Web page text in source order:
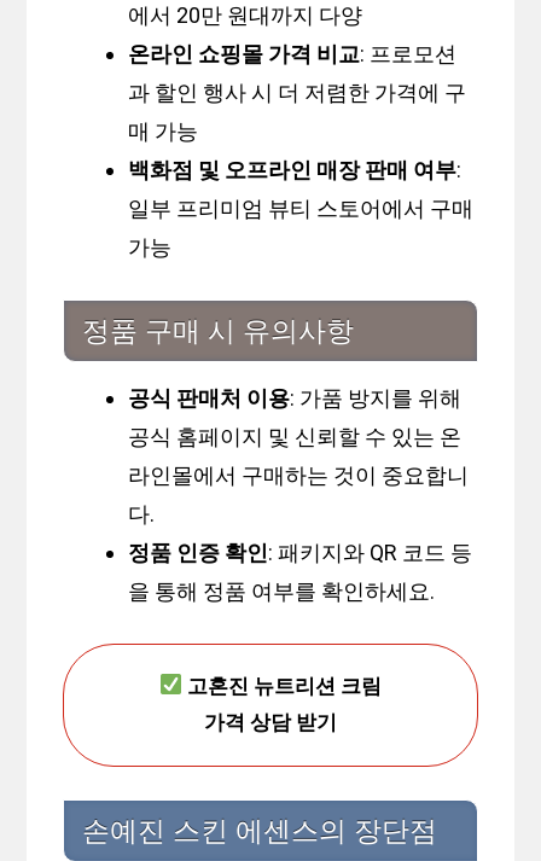
에서 20만 원대까지 다양
온라인 쇼핑몰 가격 비교: 프로모션
과 할인 행사 시 더 저렴한 가격에 구
매 가능
백화점 및 오프라인 매장 판매 여부:
일부 프리미엄 뷰티 스토어에서 구매
가능
정품 구매 시 유의사항
공식 판매처 이용: 가품 방지를 위해
공식 홈페이지 및 신뢰할 수 있는 온
라인몰에서 구매하는 것이 중요합니
다.
정품 인증 확인: 패키지와 QR 코드 등
을 통해 정품 여부를 확인하세요.
고혼진 뉴트리션 크림
가격 상담 받기
손예진 스킨 에센스의 장단점